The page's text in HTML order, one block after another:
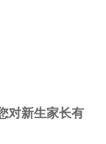
对新生家长有